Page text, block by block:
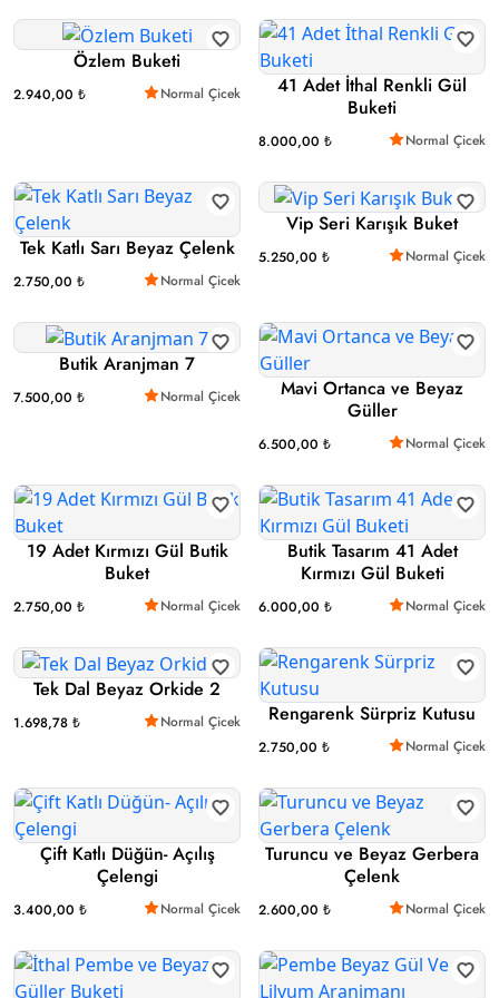
Özlem Buketi
2.940,00 ₺ Normal Çicek
41 Adet İthal Renkli Gül
Buketi
8.000,00 ₺ Normal Çicek
Tek Katlı Sarı Beyaz Çelenk
2.750,00 ₺ Normal Çicek
Vip Seri Karışık Buket
5.250,00 ₺ Normal Çicek
Butik Aranjman 7
7.500,00 ₺ Normal Çicek
Mavi Ortanca ve Beyaz
Güller
6.500,00 ₺ Normal Çicek
19 Adet Kırmızı Gül Butik
Buket
2.750,00 ₺ Normal Çicek
Butik Tasarım 41 Adet
Kırmızı Gül Buketi
6.000,00 ₺ Normal Çicek
Tek Dal Beyaz Orkide 2
1.698,78 ₺ Normal Çicek Rengarenk Sürpriz Kutusu
2.750,00 ₺ Normal Çicek
Çift Katlı Düğün- Açılış
Çelengi
3.400,00 ₺ Normal Çicek
Turuncu ve Beyaz Gerbera
Çelenk
2.600,00 ₺ Normal Çicek